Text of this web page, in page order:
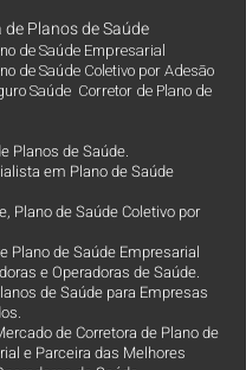
Planos de Saúde
de Saúde Empresarial
de Saúde Coletivo por Adesão
Saúde Corretor de Plano de
Planos de Saúde.
em Plano de Saúde
Plano de Saúde Coletivo por
Plano de Saúde Empresarial
e Operadoras de Saúde.
de Saúde para Empresas
de Corretora de Plano de
e Parceira das Melhores